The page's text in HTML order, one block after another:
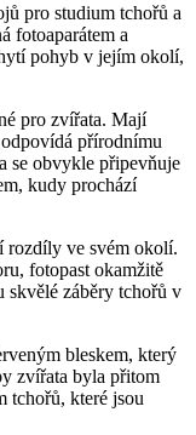
pro studium tchořů a
fotoaparátem a
pohyb v jejím okolí,
pro zvířata. Mají
přírodnímu
se obvykle připevňuje
kudy prochází
rozdíly ve svém okolí.
fotopast okamžitě
skvělé záběry tchořů v
bleskem, který
zvířata byla přitom
tchořů, které jsou